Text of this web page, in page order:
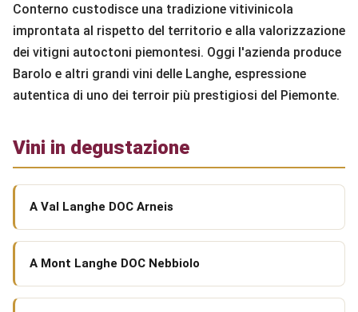
Conterno custodisce una tradizione vitivinicola
improntata al rispetto del territorio e alla valorizzazione
dei vitigni autoctoni piemontesi. Oggi l'azienda produce
Barolo e altri grandi vini delle Langhe, espressione
autentica di uno dei terroir più prestigiosi del Piemonte.
Vini in degustazione
A Val Langhe DOC Arneis
A Mont Langhe DOC Nebbiolo